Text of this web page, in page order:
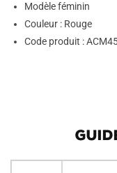
Modèle féminin
Couleur : Rouge
Code produit :